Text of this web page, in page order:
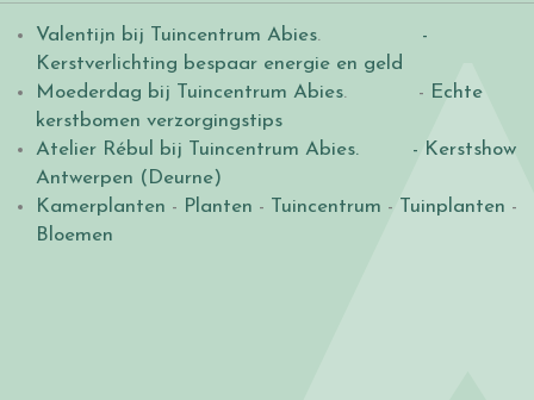
Valentijn bij Tuincentrum Abies.
-
Kerstverlichting bespaar energie en geld
Moederdag bij Tuincentrum Abies. - Echte
kerstbomen verzorgingstips
Atelier Rébul bij Tuincentrum Abies.
- Kerstshow
Antwerpen (Deurne)
Kamerplanten - Planten - Tuincentrum - Tuinplanten -
Bloemen